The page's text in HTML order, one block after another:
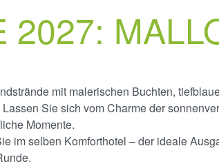
2027:
mit malerischen Buchten,
Sie sich vom Charme der
Momente.
im selben Komforthotel – der ideale